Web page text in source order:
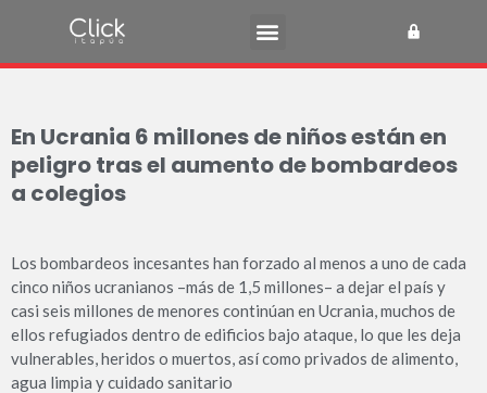
En Ucrania 6 millones de niños están en
peligro tras el aumento de bombardeos
a colegios
Los bombardeos incesantes han forzado al menos a uno de cada
cinco niños ucranianos –más de 1,5 millones– a dejar el país y
casi seis millones de menores continúan en Ucrania, muchos de
ellos refugiados dentro de edificios bajo ataque, lo que les deja
vulnerables, heridos o muertos, así como privados de alimento,
agua limpia y cuidado sanitario